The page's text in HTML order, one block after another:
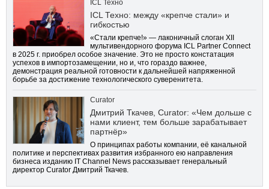
ICL Техно
ICL Техно: между «крепче стали» и
гибкостью
«Стали крепче!» — лаконичный слоган XII
мультивендорного форума ICL Partner Connect
в 2025 г. приобрел особое значение. Это не просто констатация
успехов в импортозамещении, но и, что гораздо важнее,
демонстрация реальной готовности к дальнейшей напряженной
борьбе за достижение технологического суверенитета.
Curator
Дмитрий Ткачев, Curator: «Чем дольше с
нами клиент, тем больше зарабатывает
партнёр»
О принципах работы компании, её канальной
политике и перспективах развития избранного ею направления
бизнеса изданию IT Channel News рассказывает генеральный
директор Curator Дмитрий Ткачев.